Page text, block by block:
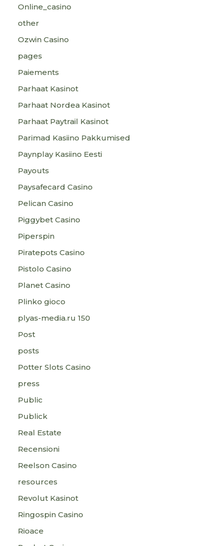
Online_casino
other
Ozwin Casino
pages
Paiements
Parhaat Kasinot
Parhaat Nordea Kasinot
Parhaat Paytrail Kasinot
Parimad Kasiino Pakkumised
Paynplay Kasiino Eesti
Payouts
Paysafecard Casino
Pelican Casino
Piggybet Casino
Piperspin
Piratepots Casino
Pistolo Casino
Planet Casino
Plinko gioco
plyas-media.ru 150
Post
posts
Potter Slots Casino
press
Public
Publick
Real Estate
Recensioni
Reelson Casino
resources
Revolut Kasinot
Ringospin Casino
Rioace